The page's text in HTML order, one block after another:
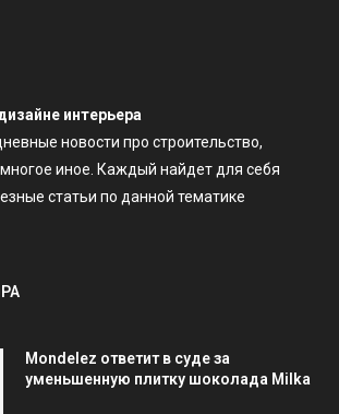
интерьера
новости про строительство,
иное. Каждый найдет для себя
статьи по данной тематике
Mondelez ответит в суде за
уменьшенную плитку шоколада Milka